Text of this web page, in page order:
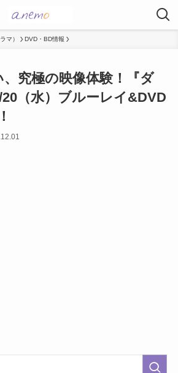
マ） DVD・BD情報
究極の映像体験！『ダ
（水）ブルーレイ&DVD